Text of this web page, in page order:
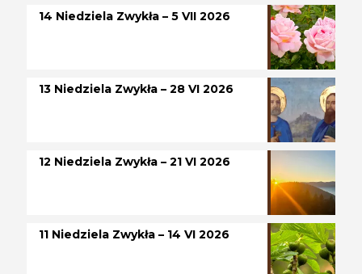
14 Niedziela Zwykła – 5 VII 2026
13 Niedziela Zwykła – 28 VI 2026
12 Niedziela Zwykła – 21 VI 2026
11 Niedziela Zwykła – 14 VI 2026